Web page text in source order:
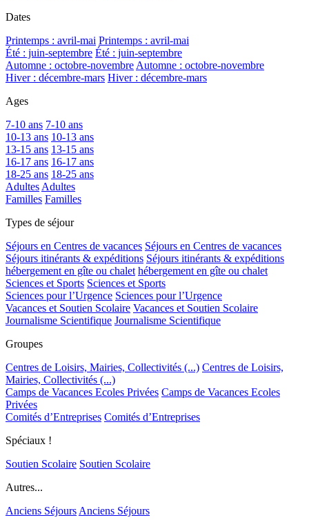
Dates
Printemps : avril-mai Printemps : avril-mai
Été : juin-septembre Été : juin-septembre
Automne : octobre-novembre Automne : octobre-novembre
Hiver : décembre-mars Hiver : décembre-mars
Ages
7-10 ans 7-10 ans
10-13 ans 10-13 ans
13-15 ans 13-15 ans
16-17 ans 16-17 ans
18-25 ans 18-25 ans
Adultes Adultes
Familles Familles
Types de séjour
Séjours en Centres de vacances Séjours en Centres de vacances
Séjours itinérants & expéditions Séjours itinérants & expéditions
hébergement en gîte ou chalet hébergement en gîte ou chalet
Sciences et Sports Sciences et Sports
Sciences pour l’Urgence Sciences pour l’Urgence
Vacances et Soutien Scolaire Vacances et Soutien Scolaire
Journalisme Scientifique Journalisme Scientifique
Groupes
Centres de Loisirs, Mairies, Collectivités (...) Centres de Loisirs,
Mairies, Collectivités (...)
Camps de Vacances Ecoles Privées Camps de Vacances Ecoles
Privées
Comités d’Entreprises Comités d’Entreprises
Spéciaux !
Soutien Scolaire Soutien Scolaire
Autres...
Anciens Séjours Anciens Séjours